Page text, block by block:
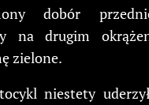
dobór
na drugim
zielone.
niestety